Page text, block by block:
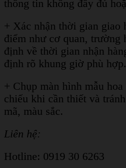
thông tin không đầy đủ
+ Xác nhận thời gian giao
điểm như cơ quan, trường
định về thời gian nhận
định rõ khung giờ phù hợp.
+ Chụp màn hình mẫu
chiếu khi cần thiết và
mã, màu sắc.
Liên hệ:
Hotline: 0919 30 6263